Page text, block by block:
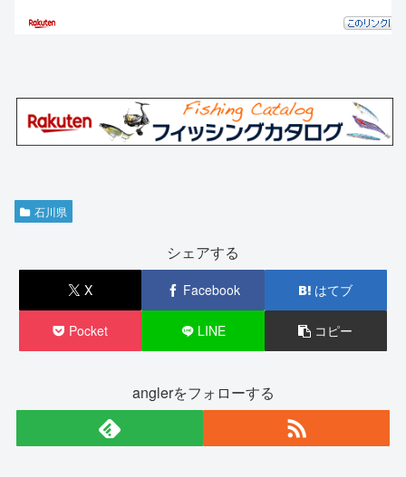
石川県
シェアする
X Facebook はてブ
Pocket LINE コピー
anglerをフォローする